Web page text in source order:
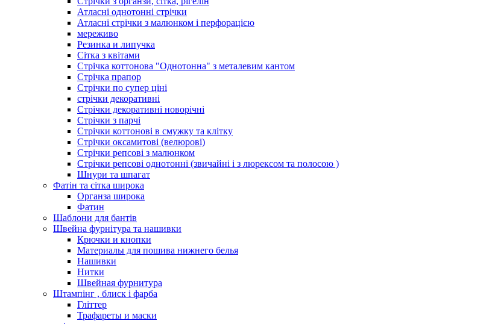
Атласні однотонні стрічки
Атласні стрічки з малюнком і перфорацією
мереживо
Резинка и липучка
Сітка з квітами
Стрічка коттонова "Однотонна" з металевим кантом
Стрічка прапор
Стрічки по супер ціні
стрічки декоративні
Стрічки декоративні новорічні
Стрічки з парчі
Стрічки коттонові в смужку та клітку
Стрічки оксамитові (велюрові)
Стрічки репсові з малюнком
Стрічки репсові однотонні (звичайні і з люрексом та полосою )
Шнури та шпагат
Фатін та сітка широка
Органза широка
Фатин
Шаблони для бантів
Швейна фурнітура та нашивки
Крючки и кнопки
Материалы для пошива нижнего белья
Нашивки
Нитки
Швейная фурнитура
Штампінг , блиск і фарба
Гліттер
Трафареты и маски